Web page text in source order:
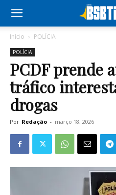
Início POLÍCIA
POLÍCIA
PCDF prende
tráfico
drogas
Por Redação - março 18, 2026